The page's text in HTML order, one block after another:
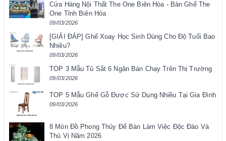
Cửa Hàng Nội Thất The One Biên Hòa - Bàn Ghế The
One Tỉnh Biên Hòa
09/03/2026
[GIẢI ĐÁP] Ghế Xoay Học Sinh Dùng Cho Độ Tuổi Bao
Nhiêu?
09/03/2026
TOP 3 Mẫu Tủ Sắt 6 Ngăn Bán Chạy Trên Thị Trường
09/03/2026
TOP 5 Mẫu Ghế Gỗ Được Sử Dụng Nhiều Tại Gia Đình
09/03/2026
8 Món Đồ Phong Thủy Để Bàn Làm Việc Độc Đáo Và
Thú Vị Năm 2026